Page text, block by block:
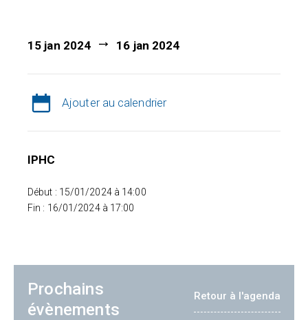
15 jan 2024 16 jan 2024
Ajouter au calendrier
IPHC
Début : 15/01/2024 à 14:00
Fin : 16/01/2024 à 17:00
Prochains
évènements
Retour à l'agenda